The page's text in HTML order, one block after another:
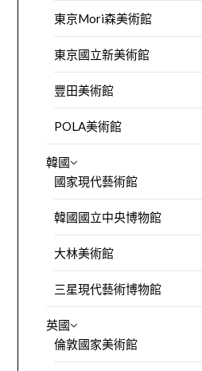
東京Mori森美術館
東京國立新美術館
豐田美術館
POLA美術館
韓國
國家現代藝術館
韓國國立中央博物館
大林美術館
三星現代藝術博物館
英國
倫敦國家美術館